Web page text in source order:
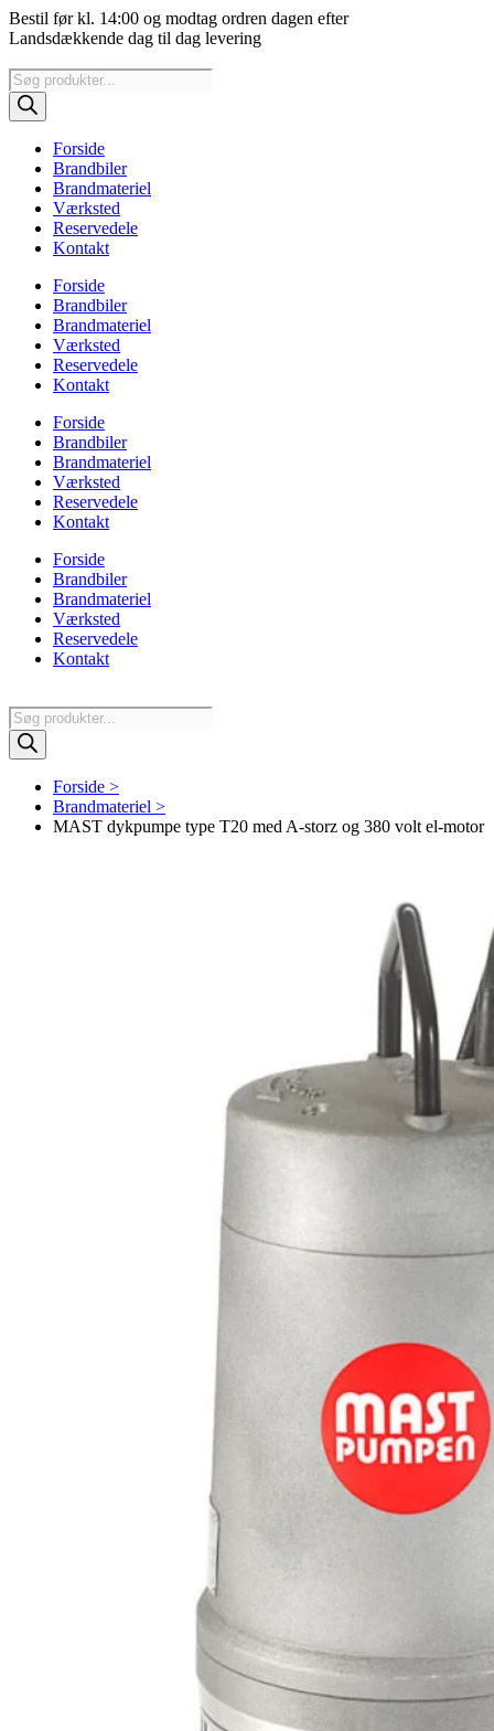
Videre
til
Bestil før kl. 14:00 og modtag ordren dagen efter
Landsdækkende dag til dag levering
Products
search
Forside
Brandbiler
Brandmateriel
Værksted
Reservedele
Kontakt
Forside
Brandbiler
Brandmateriel
Værksted
Reservedele
Kontakt
Forside
Brandbiler
Brandmateriel
Værksted
Reservedele
Kontakt
Forside
Brandbiler
Brandmateriel
Værksted
Reservedele
Kontakt
Products
search
Forside >
Brandmateriel >
MAST dykpumpe type T20 med A-storz og 380 volt el-motor